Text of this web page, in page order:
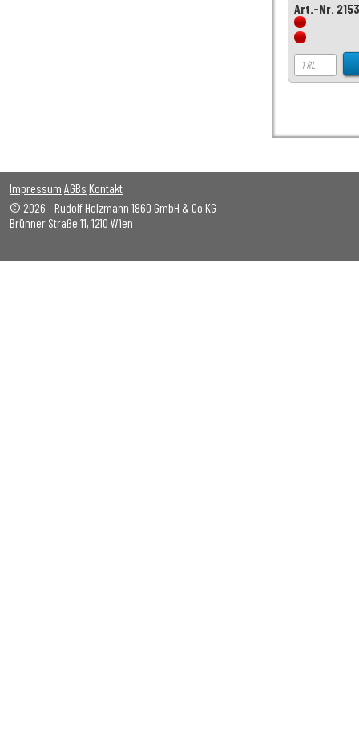
Art.-Nr.
Impressum AGBs Kontakt
© 2026 - Rudolf Holzmann 1860 GmbH & Co KG
Brünner Straße 11, 1210 Wien